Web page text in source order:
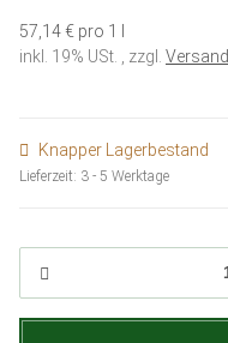
57,14 € pro 1 l
inkl. 19% USt. , zzgl. Versand
Knapper Lagerbestand
Lieferzeit: 3 - 5 Werktage